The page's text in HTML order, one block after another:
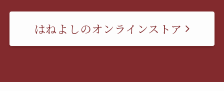
はねよしのオンラインストア